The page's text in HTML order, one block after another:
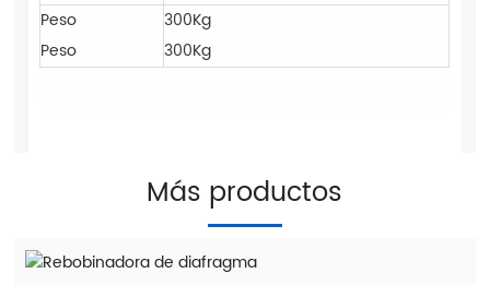
Peso
Peso
300Kg
300Kg
Más productos